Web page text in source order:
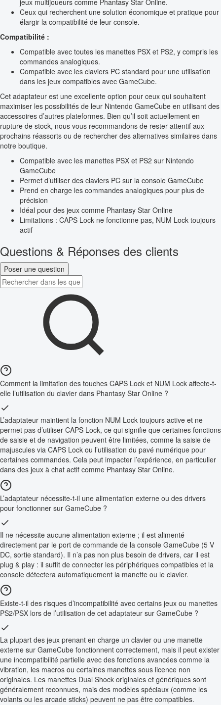
jeux multijoueurs comme Phantasy Star Online.
Ceux qui recherchent une solution économique et pratique pour
élargir la compatibilité de leur console.
Compatibilité :
Compatible avec toutes les manettes PSX et PS2, y compris les
commandes analogiques.
Compatible avec les claviers PC standard pour une utilisation
dans les jeux compatibles avec GameCube.
Cet adaptateur est une excellente option pour ceux qui souhaitent
maximiser les possibilités de leur Nintendo GameCube en utilisant des
accessoires d’autres plateformes. Bien qu’il soit actuellement en
rupture de stock, nous vous recommandons de rester attentif aux
prochains réassorts ou de rechercher des alternatives similaires dans
notre boutique.
Compatible avec les manettes PSX et PS2 sur Nintendo
GameCube
Permet d’utiliser des claviers PC sur la console GameCube
Prend en charge les commandes analogiques pour plus de
précision
Idéal pour des jeux comme Phantasy Star Online
Limitations : CAPS Lock ne fonctionne pas, NUM Lock toujours
actif
Questions & Réponses des clients
Poser une question
Comment la limitation des touches CAPS Lock et NUM Lock affecte-t-
elle l’utilisation du clavier dans Phantasy Star Online ?
L’adaptateur maintient la fonction NUM Lock toujours active et ne
permet pas d’utiliser CAPS Lock, ce qui signifie que certaines fonctions
de saisie et de navigation peuvent être limitées, comme la saisie de
majuscules via CAPS Lock ou l’utilisation du pavé numérique pour
certaines commandes. Cela peut impacter l’expérience, en particulier
dans des jeux à chat actif comme Phantasy Star Online.
L’adaptateur nécessite-t-il une alimentation externe ou des drivers
pour fonctionner sur GameCube ?
Il ne nécessite aucune alimentation externe ; il est alimenté
directement par le port de commande de la console GameCube (5 V
DC, sortie standard). Il n’a pas non plus besoin de drivers, car il est
plug & play : il suffit de connecter les périphériques compatibles et la
console détectera automatiquement la manette ou le clavier.
Existe-t-il des risques d’incompatibilité avec certains jeux ou manettes
PS2/PSX lors de l’utilisation de cet adaptateur sur GameCube ?
La plupart des jeux prenant en charge un clavier ou une manette
externe sur GameCube fonctionnent correctement, mais il peut exister
une incompatibilité partielle avec des fonctions avancées comme la
vibration, les macros ou certaines manettes sous licence non
originales. Les manettes Dual Shock originales et génériques sont
généralement reconnues, mais des modèles spéciaux (comme les
volants ou les arcade sticks) peuvent ne pas être compatibles.